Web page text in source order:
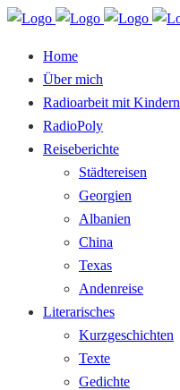
Home
Über mich
Radioarbeit mit Kindern
RadioPoly
Reiseberichte
Städtereisen
Georgien
Albanien
China
Texas
Andenreise
Literarisches
Kurzgeschichten
Texte
Gedichte